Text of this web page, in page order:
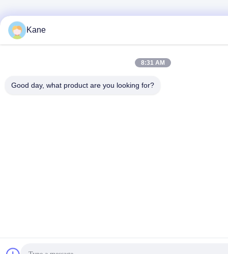
Kane
8:31 AM
Good day, what product are you looking for?